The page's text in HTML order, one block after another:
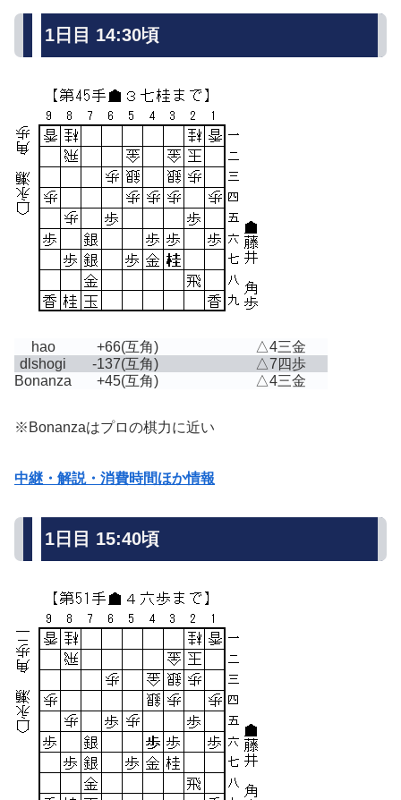
1日目 14:30頃
hao +66(互角)
△4三金
dlshogi
-137(互角)
△7四歩
Bonanza
+45(互角) △4三金
※Bonanzaはプロの棋力に近い
中継・解説・消費時間ほか情報
1日目 15:40頃